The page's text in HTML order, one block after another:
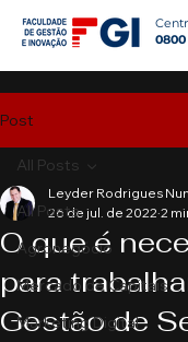
Post
All Posts
Agronegócio
Mercado de Capitais
Marketing Digital
All Posts
O que é
para
Gestão de
Leyder Rodrigues
26 de jul. de 2022 2